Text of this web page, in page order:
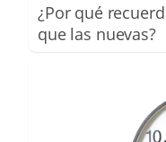
¿Por qué
que las nuevas?